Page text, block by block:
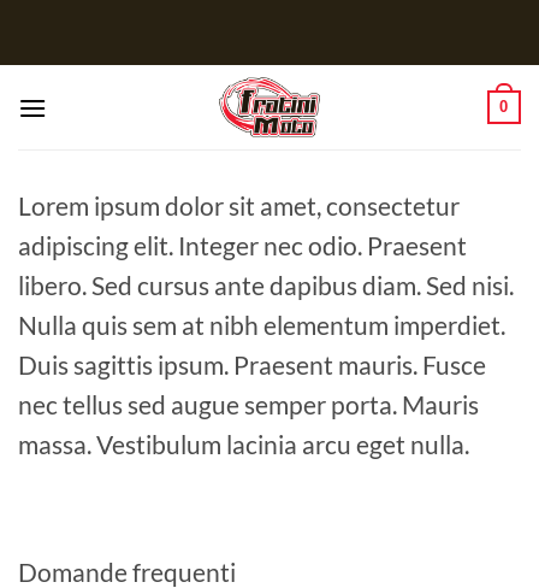
0
Lorem ipsum dolor sit amet, consectetur
adipiscing elit. Integer nec odio. Praesent
libero. Sed cursus ante dapibus diam. Sed nisi.
Nulla quis sem at nibh elementum imperdiet.
Duis sagittis ipsum. Praesent mauris. Fusce
nec tellus sed augue semper porta. Mauris
massa. Vestibulum lacinia arcu eget nulla.
Domande frequenti